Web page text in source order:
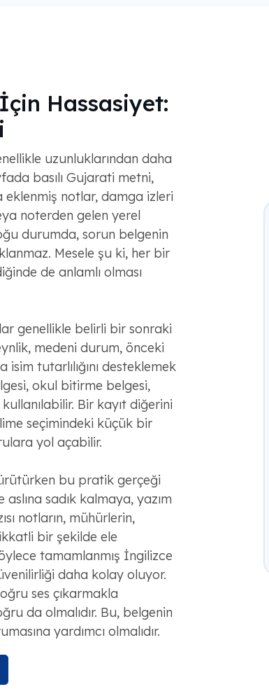
Hassasiyet:
uzunluklarından daha
basılı Gujarati metni,
eklenmiş notlar, damga izleri
noterden gelen yerel
durumda, sorun belgenin
Mesele şu ki, her bir
de anlamlı olması
genellikle belirli bir sonraki
medeni durum, önceki
tutarlılığını desteklemek
okul bitirme belgesi,
Bir kayıt diğerini
seçimindeki küçük bir
yol açabilir.
bu pratik gerçeği
sadık kalmaya, yazım
notların, mühürlerin,
bir şekilde ele
tamamlanmış İngilizce
daha kolay oluyor.
ses çıkarmakla
da olmalıdır. Bu, belgenin
yardımcı olmalıdır.